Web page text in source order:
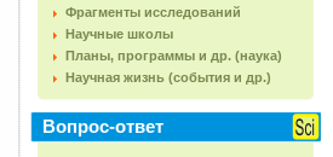
Фрагменты исследований
Научные школы
Планы, программы и др. (наука)
Научная жизнь (события и др.)
Вопрос-ответ